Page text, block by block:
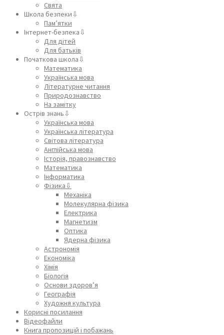
Свята
Школа безпеки⇩
Пам’ятки
Інтернет-безпека⇩
Для дітей
Для батьків
Початкова школа⇩
Математика
Українська мова
Літературне читання
Природознавство
На замітку
Острів знань⇩
Українська мова
Українська література
Світова література
Англійська мова
Історія, правознавство
Математика
Інформатика
Фізика⇩
Механіка
Молекулярна фізика
Електрика
Магнетизм
Оптика
Ядерна фізика
Астрономія
Економіка
Хімія
Біологія
Основи здоров’я
Географія
Художня культура
Корисні посилання
Відеофайли
Книга пропозицій і побажань